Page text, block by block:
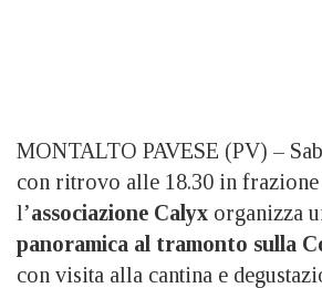
MONTALTO PAVESE (PV) –
con ritrovo alle 18.30 in frazione
l’associazione Calyx organizza
panoramica al tramonto sulla
con visita alla cantina e